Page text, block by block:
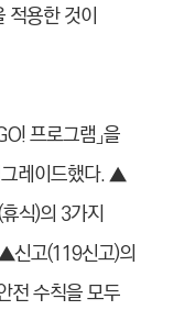
적용한 것이
프로그램」을
그레이드했다. ▲
식)의 3가지
신고(119신고)의
전 수칙을 모두